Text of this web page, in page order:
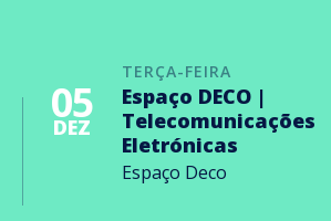
TERÇA-FEIRA
05
DEZ
Espaço DECO |
Telecomunicações
Eletrónicas
Espaço Deco